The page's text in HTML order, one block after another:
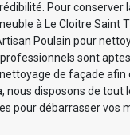
Pour conserver
à Le Cloitre Saint
Poulain pour
sont
de façade afin
nous disposons de tout
pour débarrasser vos